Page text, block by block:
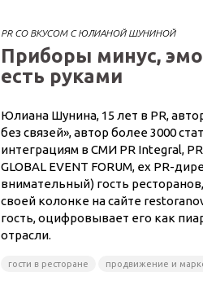
PR СО ВКУСОМ С ЮЛИАНОЙ ШУНИНОЙ
Приборы минус,
есть руками
Юлиана Шунина, 15 лет в PR,
без связей», автор более 3000
интеграциям в СМИ PR Integral,
GLOBAL EVENT FORUM, ex PR-
внимательный) гость
своей колонке на сайте
гость, оцифровывает его как
отрасли.
гости в ресторане продвижение и